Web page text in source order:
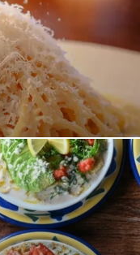
わせてコースをご用意
ートはもちろんのこ
にお越し頂けます♪
おしゃれ/中崎町/ソフ